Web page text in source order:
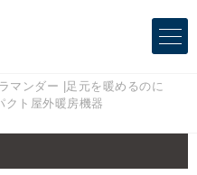
マンダー |足元を暖めるのに
クト屋外暖房機器